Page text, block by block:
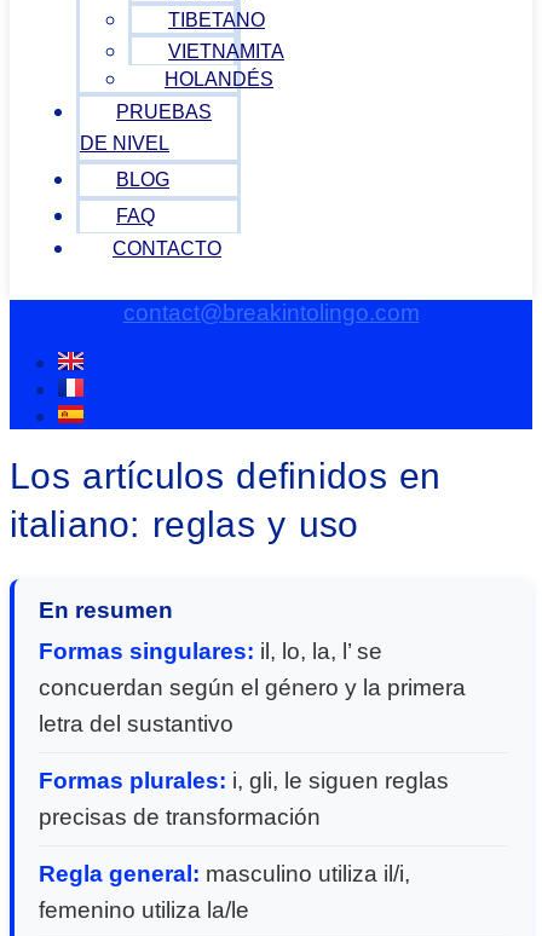
TIBETANO
VIETNAMITA
HOLANDÉS
PRUEBAS
DE NIVEL
BLOG
FAQ
CONTACTO
contact@breakintolingo.com
Los artículos definidos en
italiano: reglas y uso
En resumen
Formas singulares: il, lo, la, l’ se
concuerdan según el género y la primera
letra del sustantivo
Formas plurales: i, gli, le siguen reglas
precisas de transformación
Regla general: masculino utiliza il/i,
femenino utiliza la/le